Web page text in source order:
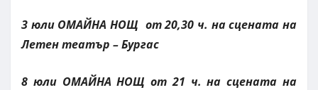
3 юли ОМАЙНА НОЩ от 20,30 ч. на сцената на
Летен театър – Бургас
8 юли ОМАЙНА НОЩ от 21 ч. на сцената на